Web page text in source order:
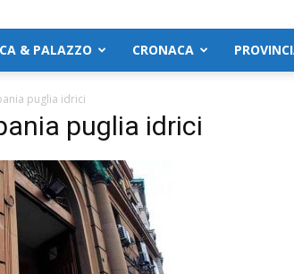
& PALAZZO CRONACA
puglia idrici
puglia idrici